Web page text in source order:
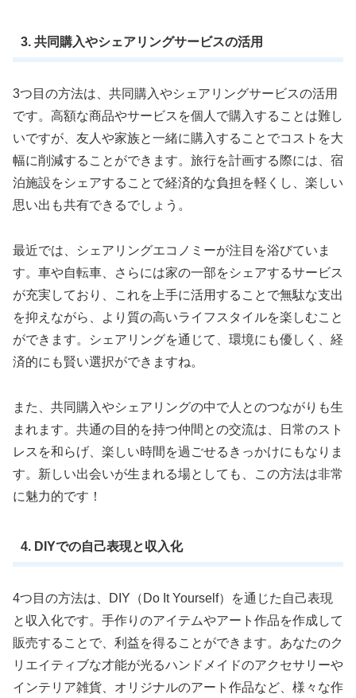
3. 共同購入やシェアリングサービスの活用
3つ目の方法は、共同購入やシェアリングサービスの活用
です。高額な商品やサービスを個人で購入することは難し
いですが、友人や家族と一緒に購入することでコストを大
幅に削減することができます。旅行を計画する際には、宿
泊施設をシェアすることで経済的な負担を軽くし、楽しい
思い出も共有できるでしょう。
最近では、シェアリングエコノミーが注目を浴びていま
す。車や自転車、さらには家の一部をシェアするサービス
が充実しており、これを上手に活用することで無駄な支出
を抑えながら、より質の高いライフスタイルを楽しむこと
ができます。シェアリングを通じて、環境にも優しく、経
済的にも賢い選択ができますね。
また、共同購入やシェアリングの中で人とのつながりも生
まれます。共通の目的を持つ仲間との交流は、日常のスト
レスを和らげ、楽しい時間を過ごせるきっかけにもなりま
す。新しい出会いが生まれる場としても、この方法は非常
に魅力的です！
4. DIYでの自己表現と収入化
4つ目の方法は、DIY（Do It Yourself）を通じた自己表現
と収入化です。手作りのアイテムやアート作品を作成して
販売することで、利益を得ることができます。あなたのク
リエイティブな才能が光るハンドメイドのアクセサリーや
インテリア雑貨、オリジナルのアート作品など、様々な作